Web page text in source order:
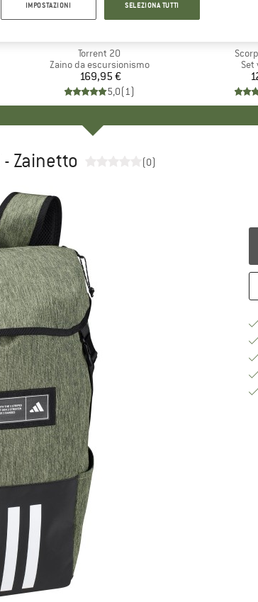
Articolo
Torrent 20
Gruppo di prodotti
Zaino da escursionismo
Prezzo
169,95 €
5,0(1)
Set
- Zainetto (0)
IMPOSTAZIONI SELEZIONA TUTTI